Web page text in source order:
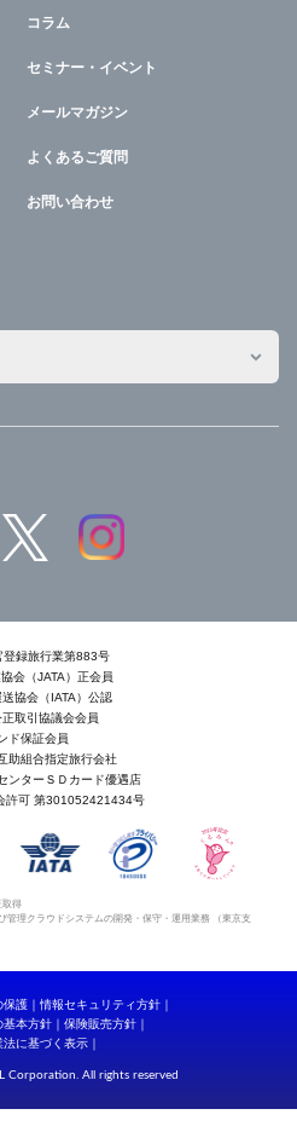
コラム
セミナー・イベント
メールマガジン
よくあるご質問
お問い合わせ
登録旅行業第883号
会（JATA）正会員
協会（IATA）公認
取引協議会会員
ド保証会員
助組合指定旅行会社
ンターＳＤカード優遇店
許可 第301052421434号
取得
管理クラウドシステムの開発・保守・運用業務 （東京支
保護
情報セキュリティ方針
基本方針
保険販売方針
法に基づく表示
Corporation. All rights reserved